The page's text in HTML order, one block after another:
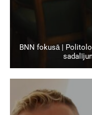
BNN fokusā |